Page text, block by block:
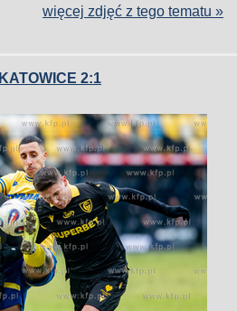
więcej zdjęć z tego tematu »
2:1